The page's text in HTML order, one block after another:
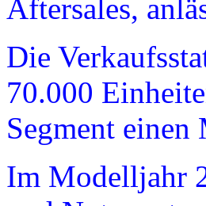
Aftersales,
Die
70.000
Segment
Im Modelljahr